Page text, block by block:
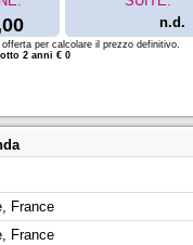
n.d.
per calcolare il prezzo definitivo.
2 anni € 0
France
France